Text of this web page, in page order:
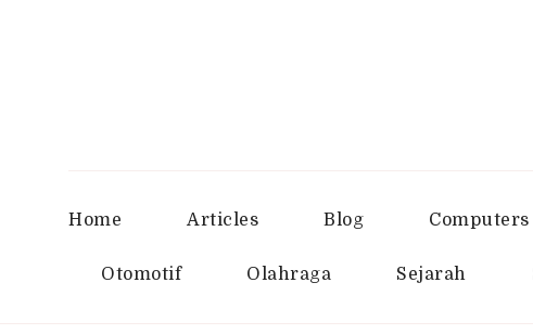
Home Articles Blog Computers
Otomotif Olahraga Sejarah